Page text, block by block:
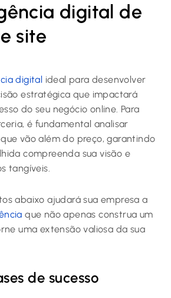
digital de
site
digital ideal para desenvolver
estratégica que impactará
do seu negócio online. Para
é fundamental analisar
vão além do preço, garantindo
compreenda sua visão e
tangíveis.
abaixo ajudará sua empresa a
que não apenas construa um
uma extensão valiosa da sua
de sucesso